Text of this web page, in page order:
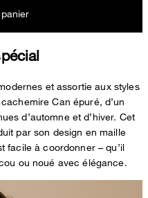
et assortie aux styles
Can épuré, d’un
d’automne et d’hiver. Cet
par son design en maille
facile à coordonner – qu’il
ou noué avec élégance.